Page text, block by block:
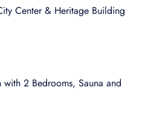
Center & Heritage Building
2 Bedrooms, Sauna and